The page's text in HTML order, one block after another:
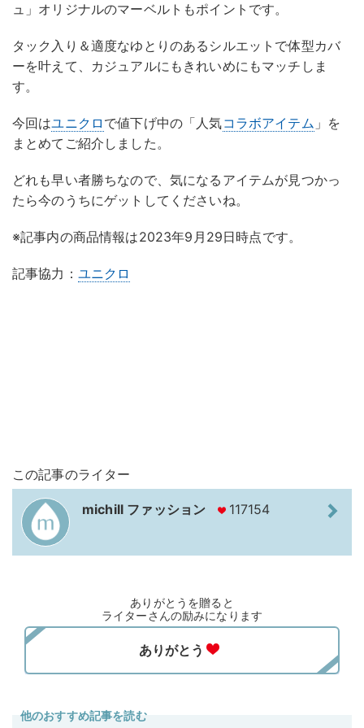
ュ」オリジナルのマーベルトもポイントです。
タック入り＆適度なゆとりのあるシルエットで体型カバ
ーを叶えて、カジュアルにもきれいめにもマッチしま
す。
今回はユニクロ で値下げ中の「人気コラボアイテム 」を
まとめてご紹介しました。
どれも早い者勝ちなので、気になるアイテムが見つかっ
たら今のうちにゲットしてくださいね。
※記事内の商品情報は2023年9月29日時点です。
記事協力： ユニクロ
この記事のライター
michill ファッション 117154
ありがとうを贈ると
ライターさんの励みになります
他のおすすめ記事を読む